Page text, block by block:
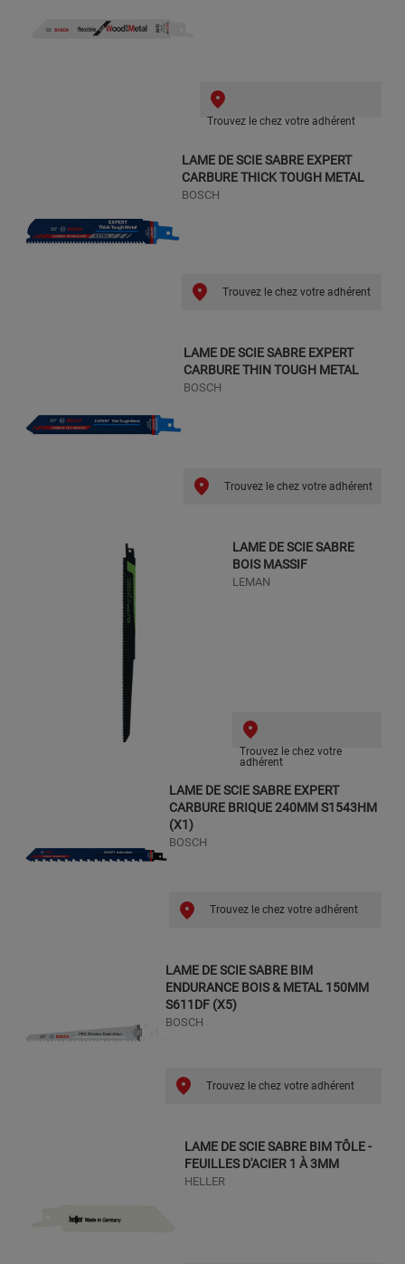
Trouvez le chez votre adhérent
LAME DE SCIE SABRE EXPERT
CARBURE THICK TOUGH METAL
BOSCH
Trouvez le chez votre adhérent
LAME DE SCIE SABRE EXPERT
CARBURE THIN TOUGH METAL
BOSCH
Trouvez le chez votre adhérent
LAME DE SCIE SABRE
BOIS MASSIF
LEMAN
Trouvez le chez votre
adhérent
LAME DE SCIE SABRE EXPERT
CARBURE BRIQUE 240MM S1543HM
(X1)
BOSCH
Trouvez le chez votre adhérent
LAME DE SCIE SABRE BIM
ENDURANCE BOIS & METAL 150MM
S611DF (X5)
BOSCH
Trouvez le chez votre adhérent
LAME DE SCIE SABRE BIM TÔLE -
FEUILLES D'ACIER 1 À 3MM
HELLER